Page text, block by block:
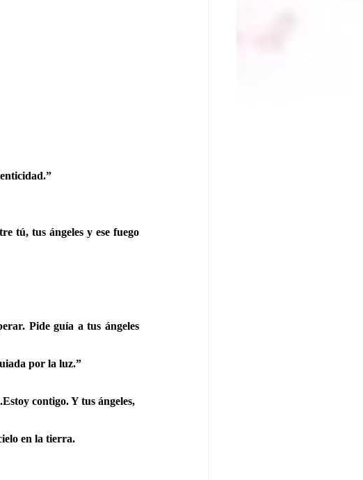
tú, tus ángeles y ese fuego
Pide guía a tus ángeles
por la luz.”
contigo. Y tus ángeles,
en la tierra.